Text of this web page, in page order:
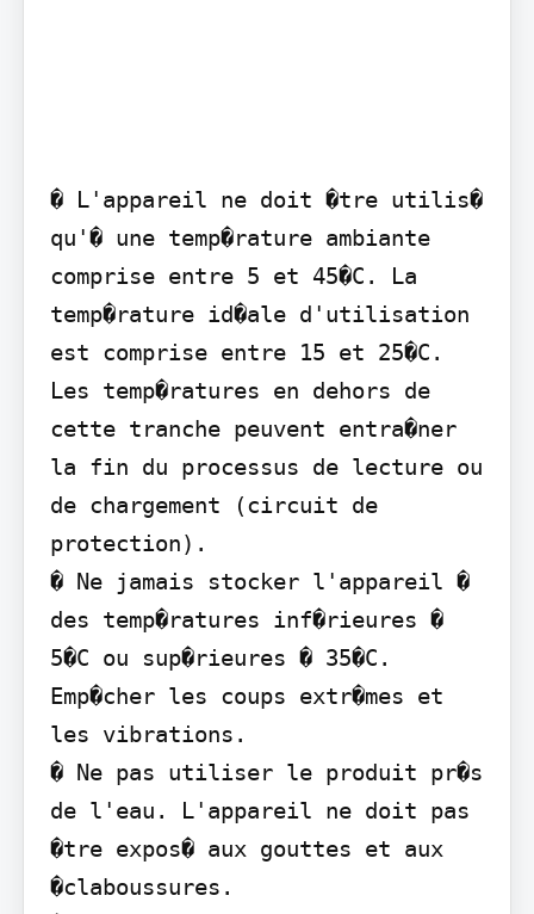
� L'appareil ne doit �tre utilis�
qu'� une temp�rature ambiante
comprise entre 5 et 45�C. La
temp�rature id�ale d'utilisation
est comprise entre 15 et 25�C.
Les temp�ratures en dehors de
cette tranche peuvent entra�ner
la fin du processus de lecture ou
de chargement (circuit de
protection).
� Ne jamais stocker l'appareil �
des temp�ratures inf�rieures �
5�C ou sup�rieures � 35�C.
Emp�cher les coups extr�mes et
les vibrations.
� Ne pas utiliser le produit pr�s
de l'eau. L'appareil ne doit pas
�tre expos� aux gouttes et aux
�claboussures.